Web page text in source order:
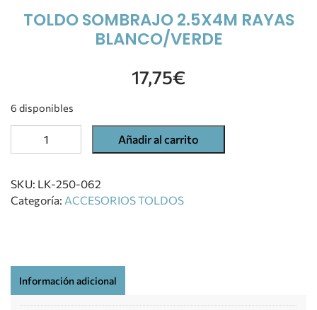
TOLDO SOMBRAJO 2.5X4M RAYAS
BLANCO/VERDE
17,75€
6 disponibles
Añadir al carrito
SKU: LK-250-062
Categoría: ACCESORIOS TOLDOS
Información adicional